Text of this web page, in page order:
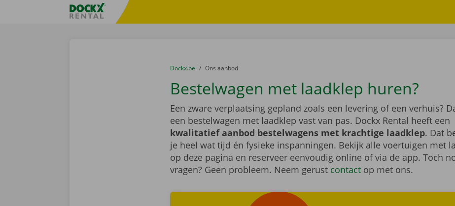
Taalselectie overslaanFratello DEMO
U bevindt zich hier:
van
Dockx.be naar
Ons aanbod
Bestelwagen met laadklep huren?
Een zware verplaatsing gepland zoals een levering of een verhuis?
een bestelwagen met laadklep vast van pas. Dockx Rental heeft een
kwalitatief aanbod bestelwagens met krachtige laadklep. Dat
je heel wat tijd én fysieke inspanningen. Bekijk alle voertuigen met
op deze pagina en reserveer eenvoudig online of via de app. Toch
vragen? Geen probleem. Neem gerust contactop met ons.